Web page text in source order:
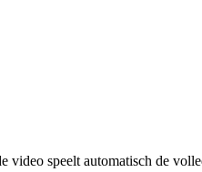
video speelt automatisch de